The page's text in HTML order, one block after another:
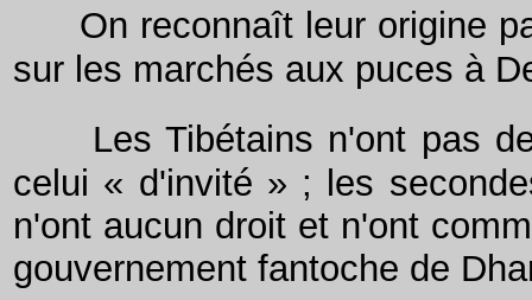
On reconnaît leur origine
sur les marchés aux puces à
Les Tibétains n'ont pas
celui « d'invité » ; les
n'ont aucun droit et n'ont
gouvernement fantoche de